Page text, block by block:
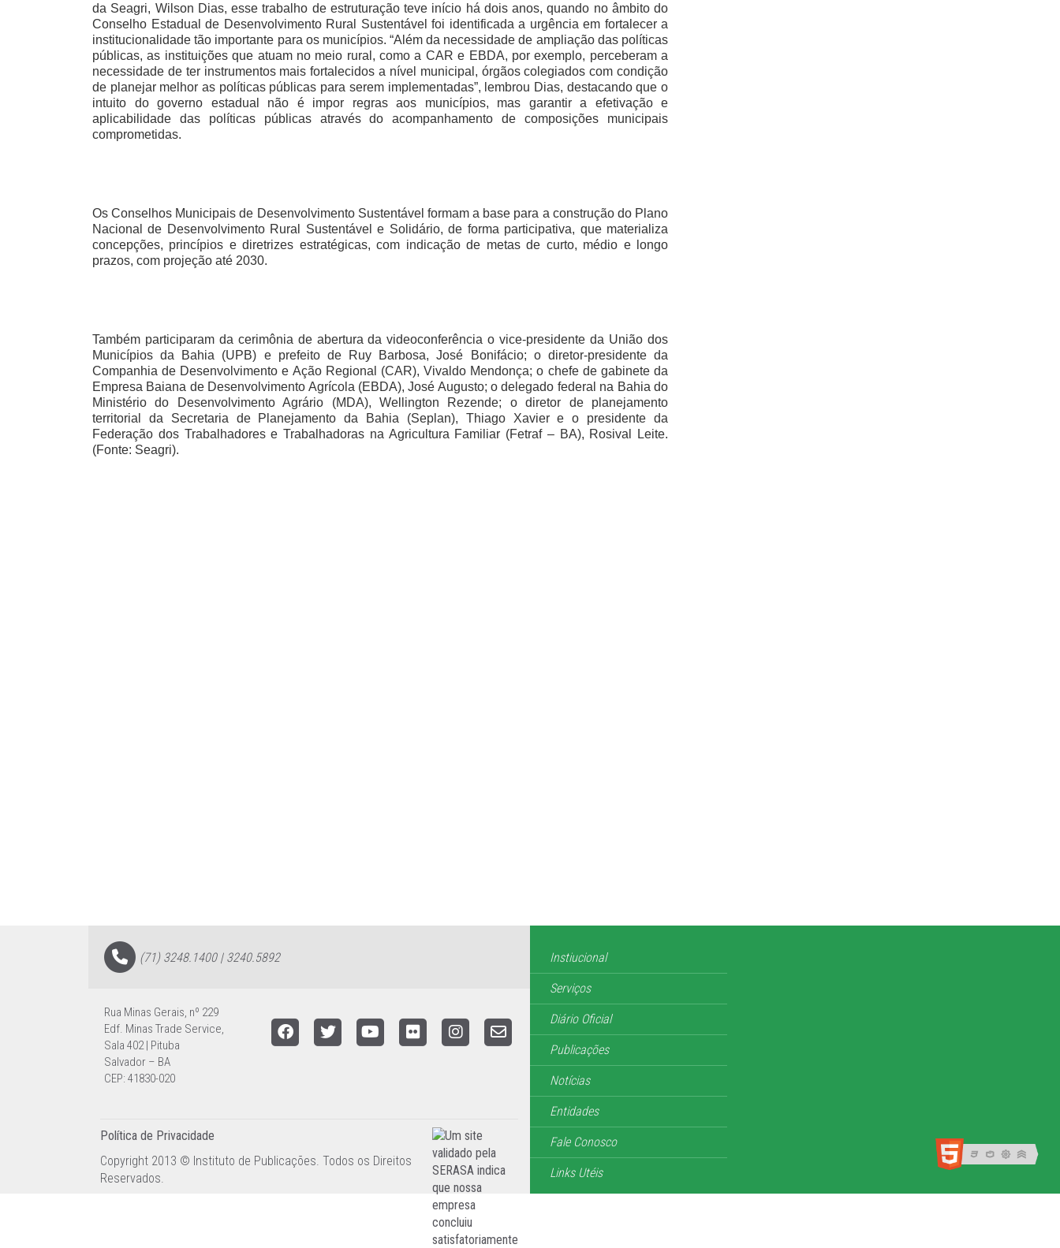
da Seagri, Wilson Dias, esse trabalho de estruturação teve início há dois anos, quando no âmbito do
Conselho Estadual de Desenvolvimento Rural Sustentável foi identificada a urgência em fortalecer a
institucionalidade tão importante para os municípios. “Além da necessidade de ampliação das políticas
públicas, as instituições que atuam no meio rural, como a CAR e EBDA, por exemplo, perceberam a
necessidade de ter instrumentos mais fortalecidos a nível municipal, órgãos colegiados com condição
de planejar melhor as políticas públicas para serem implementadas”, lembrou Dias, destacando que o
intuito do governo estadual não é impor regras aos municípios, mas garantir a efetivação e
aplicabilidade das políticas públicas através do acompanhamento de composições municipais
comprometidas.
Os Conselhos Municipais de Desenvolvimento Sustentável formam a base para a construção do Plano
Nacional de Desenvolvimento Rural Sustentável e Solidário, de forma participativa, que materializa
concepções, princípios e diretrizes estratégicas, com indicação de metas de curto, médio e longo
prazos, com projeção até 2030.
Também participaram da cerimônia de abertura da videoconferência o vice-presidente da União dos
Municípios da Bahia (UPB) e prefeito de Ruy Barbosa, José Bonifácio; o diretor-presidente da
Companhia de Desenvolvimento e Ação Regional (CAR), Vivaldo Mendonça; o chefe de gabinete da
Empresa Baiana de Desenvolvimento Agrícola (EBDA), José Augusto; o delegado federal na Bahia do
Ministério do Desenvolvimento Agrário (MDA), Wellington Rezende; o diretor de planejamento
territorial da Secretaria de Planejamento da Bahia (Seplan), Thiago Xavier e o presidente da
Federação dos Trabalhadores e Trabalhadoras na Agricultura Familiar (Fetraf – BA), Rosival Leite.
(Fonte: Seagri).
(71) 3248.1400 | 3240.5892
Rua Minas Gerais, nº 229
Edf. Minas Trade Service,
Sala 402 | Pituba
Salvador – BA
CEP: 41830-020
Política de Privacidade
Copyright 2013 © Instituto de Publicações. Todos os Direitos
Reservados.
Instiucional
Serviços
Diário Oficial
Publicações
Notícias
Entidades
Fale Conosco
Links Utéis